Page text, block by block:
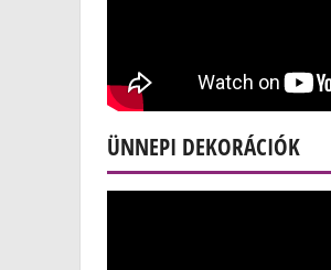
ÜNNEPI DEKORÁCIÓK